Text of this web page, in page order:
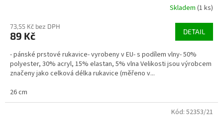
Skladem (1 ks)
73,55 Kč bez DPH
89 Kč DETAIL
- pánské prstové rukavice- vyrobeny v EU- s podílem vlny- 50%
polyester, 30% acryl, 15% elastan, 5% vlna Velikosti jsou výrobcem
značeny jako celková délka rukavice (měřeno v...
26 cm
Kód: 52353/21